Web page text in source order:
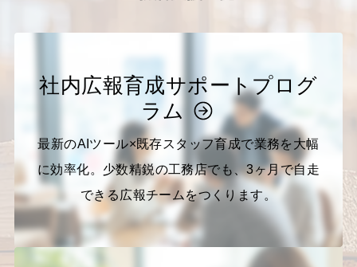
社内広報育成サポートプログ
ラム
最新のAIツール×既存スタッフ育成で業務を大幅
に効率化。少数精鋭の工務店でも、3ヶ月で自走
できる広報チームをつくります。